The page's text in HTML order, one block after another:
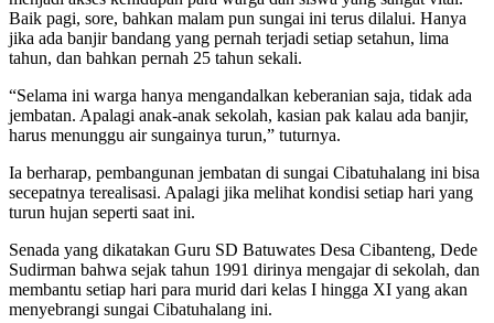
Baik pagi, sore, bahkan malam pun sungai ini terus dilalui. Hanya
jika ada banjir bandang yang pernah terjadi setiap setahun, lima
tahun, dan bahkan pernah 25 tahun sekali.
“Selama ini warga hanya mengandalkan keberanian saja, tidak ada
jembatan. Apalagi anak-anak sekolah, kasian pak kalau ada banjir,
harus menunggu air sungainya turun,” tuturnya.
Ia berharap, pembangunan jembatan di sungai Cibatuhalang ini bisa
secepatnya terealisasi. Apalagi jika melihat kondisi setiap hari yang
turun hujan seperti saat ini.
Senada yang dikatakan Guru SD Batuwates Desa Cibanteng, Dede
Sudirman bahwa sejak tahun 1991 dirinya mengajar di sekolah, dan
membantu setiap hari para murid dari kelas I hingga XI yang akan
menyebrangi sungai Cibatuhalang ini.